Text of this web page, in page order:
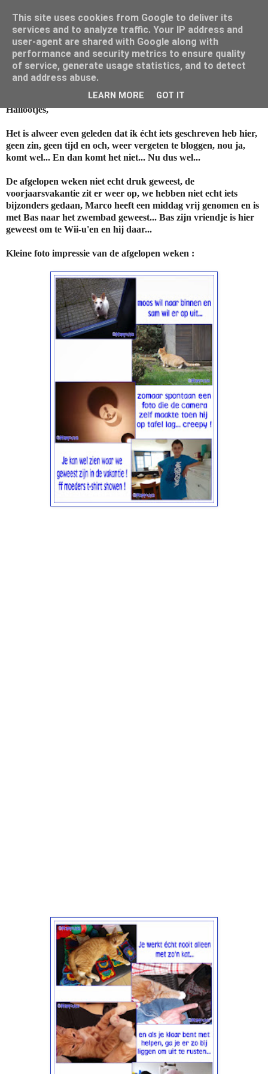
Mamouna's Enya
woensdag 5 maart 2014
De afgelopen weken...
Hallootjes,
Het is alweer even geleden dat ik écht iets geschreven heb hier,
geen zin, geen tijd en och, weer vergeten te bloggen, nou ja,
komt wel... En dan komt het niet... Nu dus wel...
De afgelopen weken niet echt druk geweest, de
voorjaarsvakantie zit er weer op, we hebben niet echt iets
bijzonders gedaan, Marco heeft een middag vrij genomen en is
met Bas naar het zwembad geweest... Bas zijn vriendje is hier
geweest om te Wii-u'en en hij daar...
Kleine foto impressie van de afgelopen weken :
This site uses cookies from Google to deliver its
services and to analyze traffic. Your IP address and
user-agent are shared with Google along with
performance and security metrics to ensure quality
of service, generate usage statistics, and to detect
and address abuse.
LEARN MORE GOT IT